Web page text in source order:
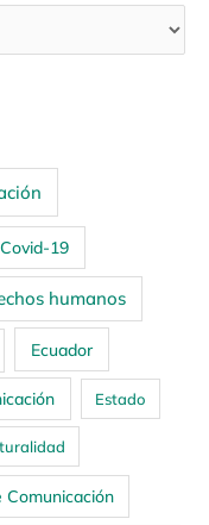
Covid-19
humanos
Ecuador
Estado
Comunicación